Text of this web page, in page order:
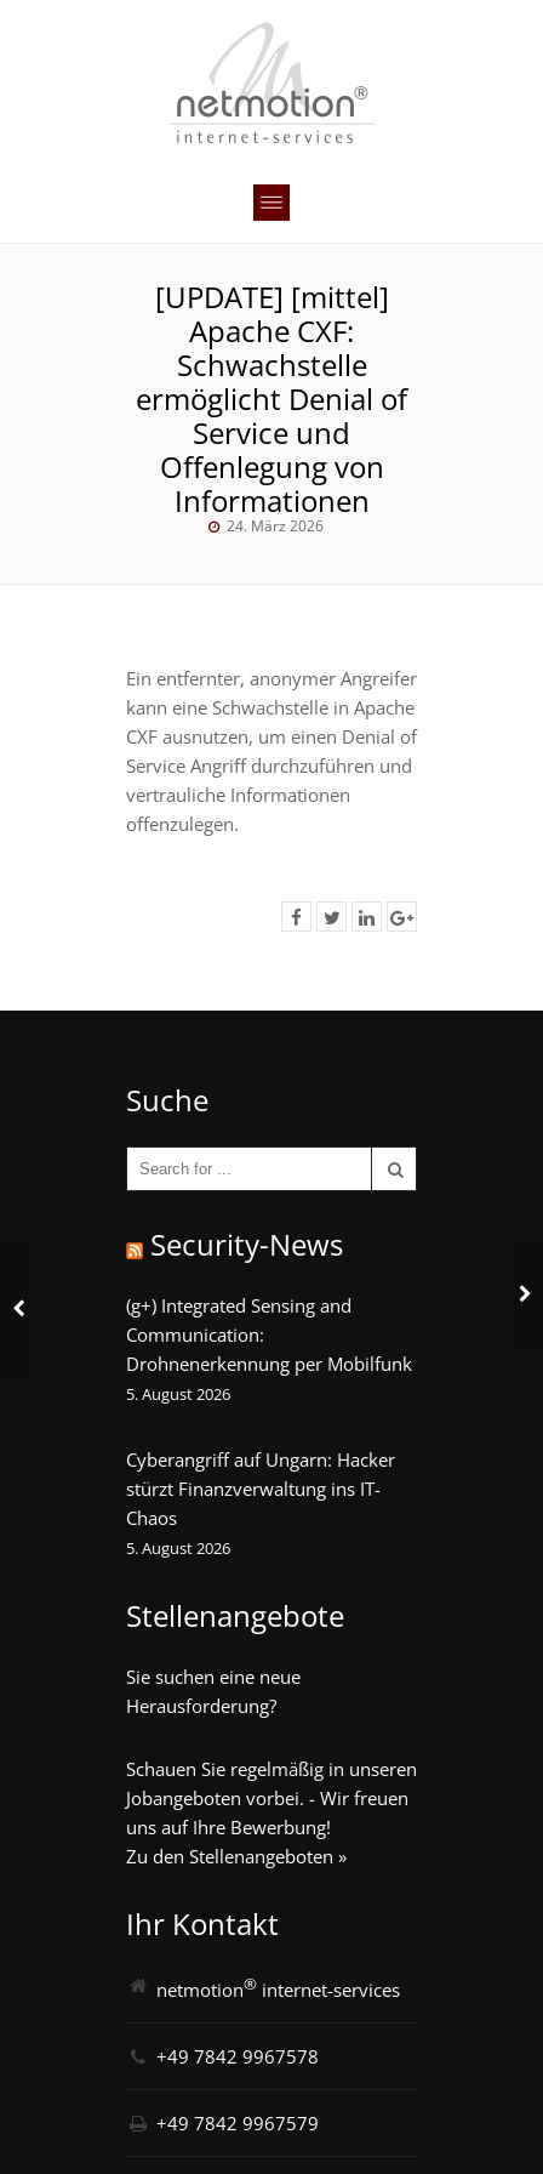
[UPDATE] [mittel]
Apache CXF:
Schwachstelle
ermöglicht Denial of
Service und
Offenlegung von
Informationen
24. März 2026
Ein entfernter, anonymer Angreifer
kann eine Schwachstelle in Apache
CXF ausnutzen, um einen Denial of
Service Angriff durchzuführen und
vertrauliche Informationen
offenzulegen.
Suche
Security-News
(g+) Integrated Sensing and
Communication:
Drohnenerkennung per Mobilfunk
5. August 2026
Cyberangriff auf Ungarn: Hacker
stürzt Finanzverwaltung ins IT-
Chaos
5. August 2026
Stellenangebote
Sie suchen eine neue
Herausforderung?
Schauen Sie regelmäßig in unseren
Jobangeboten vorbei. - Wir freuen
uns auf Ihre Bewerbung!
Zu den Stellenangeboten »
Ihr Kontakt
netmotion® internet-services
+49 7842 9967578
+49 7842 9967579